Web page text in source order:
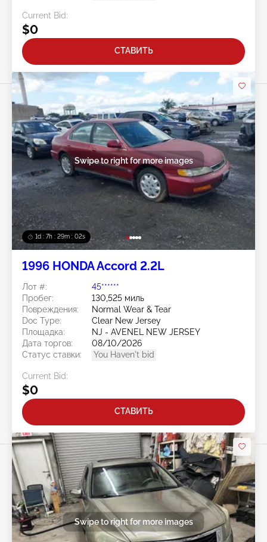
Current Bid:
$0
СТАВИТЬ
1d : 7h : 29m : 00s
Swipe to right for more images
1996 HONDA Accord 2.2L
Лот #:
45******
Пробег:
130,525 миль
Повреждения:
Normal Wear & Tear
Doc Type:
Clear New Jersey
Площадка:
NJ - AVENEL NEW JERSEY
Дата торгов:
08/10/2026
Статус ставки:
You Haven't bid
Current Bid:
$0
СТАВИТЬ
Swipe to right for more images